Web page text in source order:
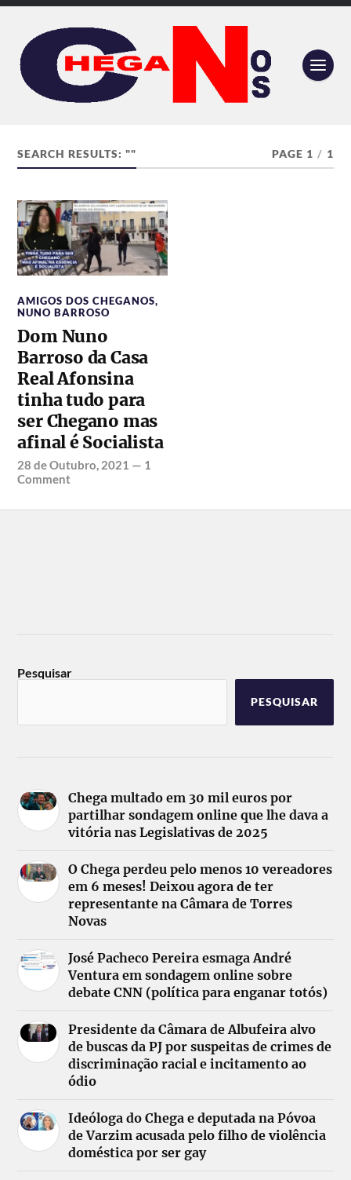
SEARCH RESULTS: "" PAGE 1 / 1
AMIGOS DOS CHEGANOS,
NUNO BARROSO
Dom Nuno
Barroso da Casa
Real Afonsina
tinha tudo para
ser Chegano mas
afinal é Socialista
28 de Outubro, 2021 — 1
Comment
Pesquisar
PESQUISAR
Chega multado em 30 mil euros por
partilhar sondagem online que lhe dava a
vitória nas Legislativas de 2025
O Chega perdeu pelo menos 10 vereadores
em 6 meses! Deixou agora de ter
representante na Câmara de Torres
Novas
José Pacheco Pereira esmaga André
Ventura em sondagem online sobre
debate CNN (política para enganar totós)
Presidente da Câmara de Albufeira alvo
de buscas da PJ por suspeitas de crimes de
discriminação racial e incitamento ao
ódio
Ideóloga do Chega e deputada na Póvoa
de Varzim acusada pelo filho de violência
doméstica por ser gay